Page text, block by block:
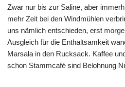
Zwar nur bis zur Saline, aber
mehr Zeit bei den Windmühlen
uns nämlich entschieden, erst
Ausgleich für die Enthaltsamkeit
Marsala in den Rucksack. Kaffee
schon Stammcafé sind Belohnung